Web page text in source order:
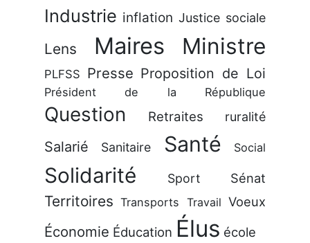
Industrie inflation Justice sociale
Lens Maires Ministre
PLFSS Presse Proposition de Loi
Président de la République
Question Retraites ruralité
Salarié Sanitaire Santé Social
Solidarité Sport Sénat
Territoires Transports Travail Voeux
Économie Éducation Élus école